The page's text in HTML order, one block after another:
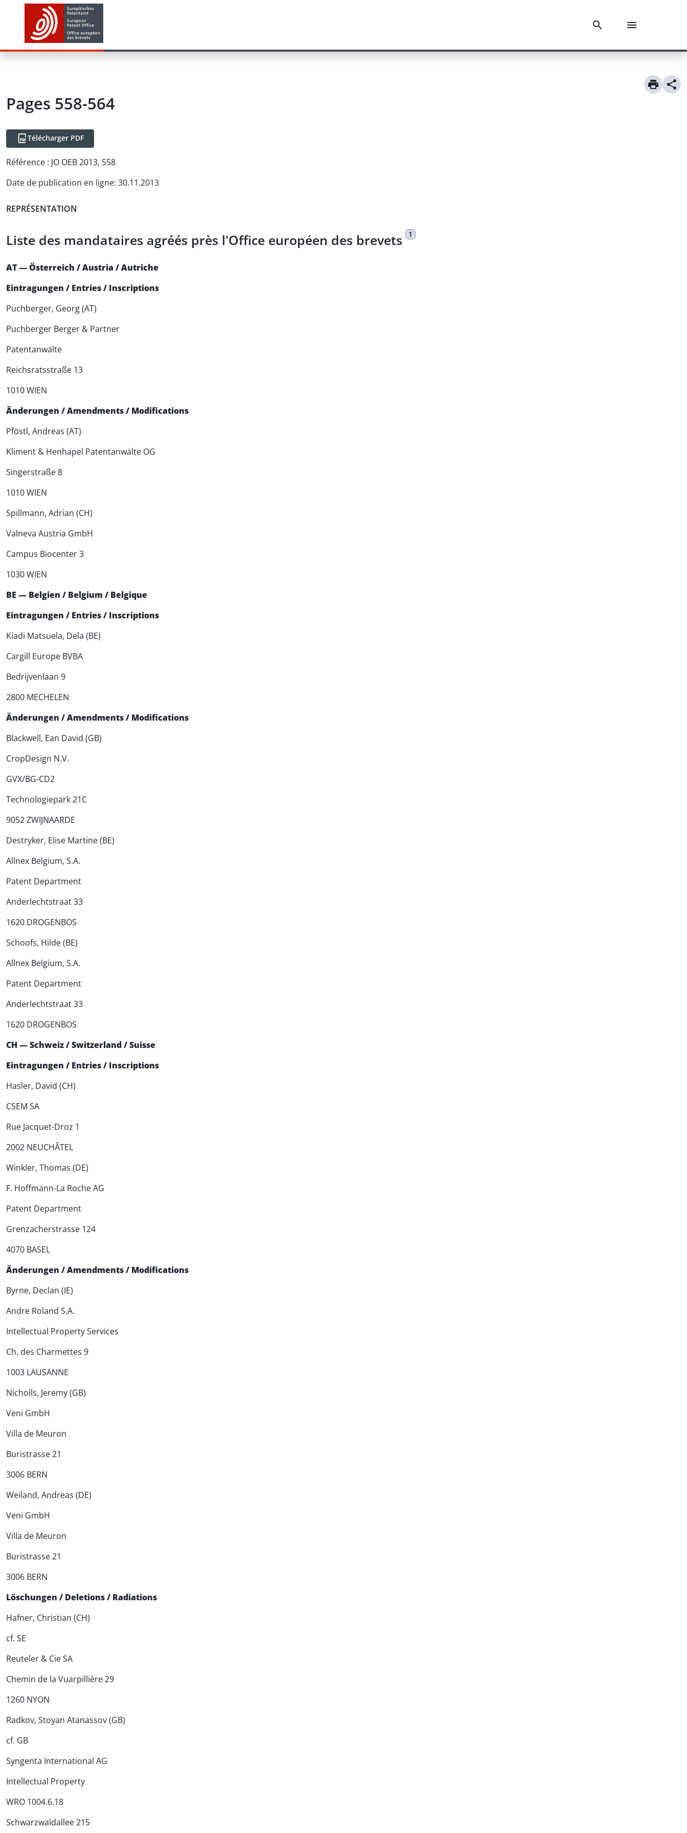
Pages 558-564
Télécharger PDF
Référence : JO OEB 2013, 558
Date de publication en ligne: 30.11.2013
REPRÉSENTATION
Liste des mandataires agréés près l'Office européen des brevets 1
AT — Österreich / Austria / Autriche
Eintragungen / Entries / Inscriptions
Puchberger, Georg (AT)
Puchberger Berger & Partner
Patentanwälte
Reichsratsstraße 13
1010 WIEN
Änderungen / Amendments / Modifications
Pföstl, Andreas (AT)
Kliment & Henhapel Patentanwälte OG
Singerstraße 8
1010 WIEN
Spillmann, Adrian (CH)
Valneva Austria GmbH
Campus Biocenter 3
1030 WIEN
BE — Belgien / Belgium / Belgique
Eintragungen / Entries / Inscriptions
Kiadi Matsuela, Dela (BE)
Cargill Europe BVBA
Bedrijvenlaan 9
2800 MECHELEN
Änderungen / Amendments / Modifications
Blackwell, Ean David (GB)
CropDesign N.V.
GVX/BG-CD2
Technologiepark 21C
9052 ZWIJNAARDE
Destryker, Elise Martine (BE)
Allnex Belgium, S.A.
Patent Department
Anderlechtstraat 33
1620 DROGENBOS
Schoofs, Hilde (BE)
Allnex Belgium, S.A.
Patent Department
Anderlechtstraat 33
1620 DROGENBOS
CH — Schweiz / Switzerland / Suisse
Eintragungen / Entries / Inscriptions
Hasler, David (CH)
CSEM SA
Rue Jacquet-Droz 1
2002 NEUCHÂTEL
Winkler, Thomas (DE)
F. Hoffmann-La Roche AG
Patent Department
Grenzacherstrasse 124
4070 BASEL
Änderungen / Amendments / Modifications
Byrne, Declan (IE)
Andre Roland S.A.
Intellectual Property Services
Ch. des Charmettes 9
1003 LAUSANNE
Nicholls, Jeremy (GB)
Veni GmbH
Villa de Meuron
Buristrasse 21
3006 BERN
Weiland, Andreas (DE)
Veni GmbH
Villa de Meuron
Buristrasse 21
3006 BERN
Löschungen / Deletions / Radiations
Hafner, Christian (CH)
cf. SE
Reuteler & Cie SA
Chemin de la Vuarpillière 29
1260 NYON
Radkov, Stoyan Atanassov (GB)
cf. GB
Syngenta International AG
Intellectual Property
WRO 1004.6.18
Schwarzwaldallee 215